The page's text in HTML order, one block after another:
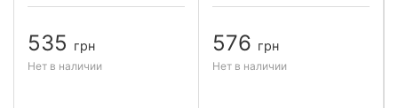
535 грн
Нет в наличии
576 грн
Нет в наличии